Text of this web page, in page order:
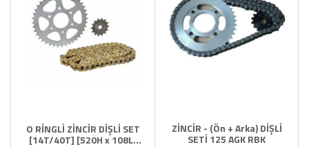
O RİNGLİ ZİNCİR DİŞLİ SET
[14T/40T] [520H x 108L]
ZİNCİR - (Ön + Arka) DİŞLİ
SETİ 125 AGK RBK